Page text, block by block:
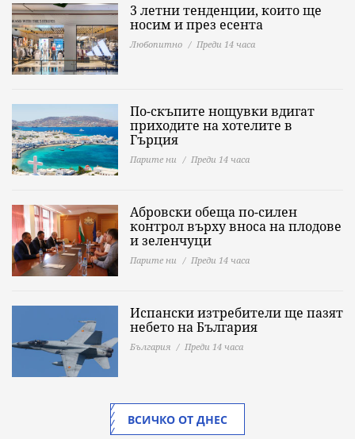
3 летни тенденции, които ще
носим и през есента
Любопитно Преди 14 часа
По-скъпите нощувки вдигат
приходите на хотелите в
Гърция
Парите ни Преди 14 часа
Абровски обеща по-силен
контрол върху вноса на плодове
и зеленчуци
Парите ни Преди 14 часа
Испански изтребители ще пазят
небето на България
България Преди 14 часа
ВСИЧКО ОТ ДНЕС